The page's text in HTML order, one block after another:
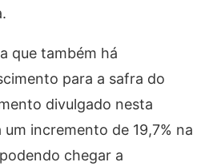
que também há
para a safra do
divulgado nesta
incremento de 19,7% na
chegar a